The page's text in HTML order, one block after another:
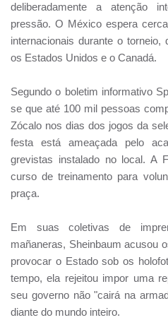
deliberadamente a atenção
pressão. O México espera
internacionais durante o torneio,
os Estados Unidos e o Canadá.
Segundo o boletim informativo
se que até 100 mil pessoas
Zócalo nos dias dos jogos da
festa está ameaçada pelo
grevistas instalado no local. A
curso de treinamento para
praça.
Em suas coletivas de
mañaneras, Sheinbaum acusou
provocar o Estado sob os
tempo, ela rejeitou impor uma
seu governo não "cairá na
diante do mundo inteiro.